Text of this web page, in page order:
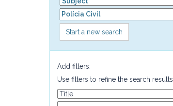
Start a new search
Add filters:
Use filters to refine the search results.